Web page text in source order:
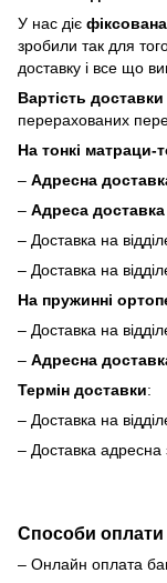
У нас діє
зробили так для
доставку і все що
Вартість доставки
перерахованих
На тонкі матраци-
– Адресна
– Адреса доставка
– Доставка на
– Доставка на
На пружинні
– Доставка на
– Адресна
Термін доставки:
– Доставка на
– Доставка адресна
Способи оплати
– Онлайн оплата